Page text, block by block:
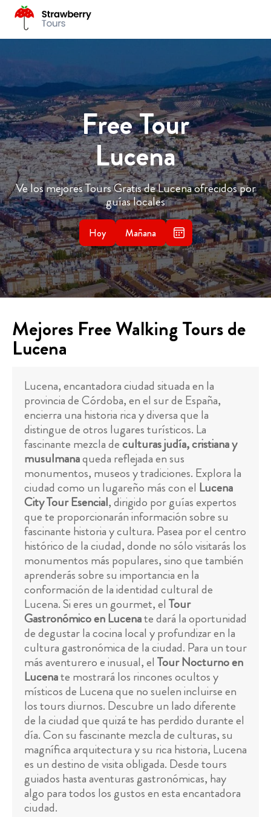
Free Tour
Lucena
Ve los mejores Tours Gratis de Lucena ofrecidos por
guías locales
Hoy Mañana
Mejores Free Walking Tours de
Lucena
Lucena, encantadora ciudad situada en la
provincia de Córdoba, en el sur de España,
encierra una historia rica y diversa que la
distingue de otros lugares turísticos. La
fascinante mezcla deculturas judía, cristiana y
musulmanaqueda reflejada en sus
monumentos, museos y tradiciones. Explora la
ciudad como un lugareño más con el Lucena
City Tour Esencial, dirigido por guías expertos
que te proporcionarán información sobre su
fascinante historia y cultura. Pasea por el centro
histórico de la ciudad, donde no sólo visitarás los
monumentos más populares, sino que también
aprenderás sobre su importancia en la
conformación de la identidad cultural de
Lucena. Si eres un gourmet, el Tour
Gastronómico en Lucenate dará la oportunidad
de degustar la cocina local y profundizar en la
cultura gastronómica de la ciudad. Para un tour
más aventurero e inusual, el Tour Nocturno en
Lucenate mostrará los rincones ocultos y
místicos de Lucena que no suelen incluirse en
los tours diurnos. Descubre un lado diferente
de la ciudad que quizá te has perdido durante el
día. Con su fascinante mezcla de culturas, su
magnífica arquitectura y su rica historia, Lucena
es un destino de visita obligada. Desde tours
guiados hasta aventuras gastronómicas, hay
algo para todos los gustos en esta encantadora
ciudad.